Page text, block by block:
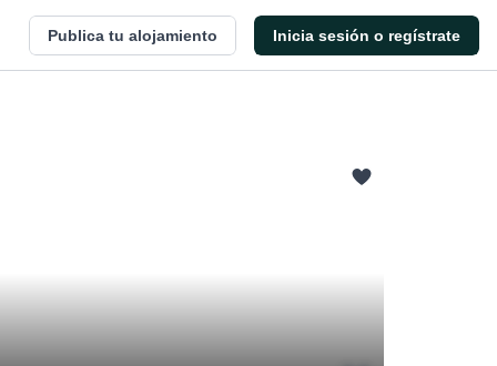
Publica tu alojamiento Inicia sesión o regístrate